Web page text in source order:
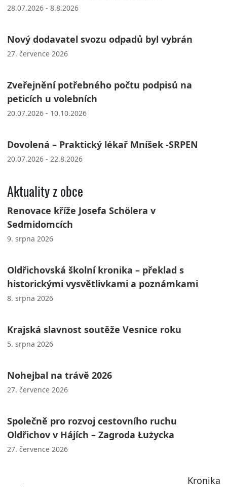
28.07.2026 - 8.8.2026
Nový dodavatel svozu odpadů byl vybrán
27. července 2026
Zveřejnění potřebného počtu podpisů na
peticích u volebních
20.07.2026 - 10.10.2026
Dovolená – Praktický lékař Mníšek -SRPEN
20.07.2026 - 22.8.2026
Aktuality z obce
Renovace kříže Josefa Schölera v
Sedmidomcích
9. srpna 2026
Oldřichovská školní kronika – překlad s
historickými vysvětlivkami a poznámkami
8. srpna 2026
Krajská slavnost soutěže Vesnice roku
5. srpna 2026
Nohejbal na trávě 2026
27. července 2026
Společně pro rozvoj cestovního ruchu
Oldřichov v Hájích – Zagroda Łużycka
27. července 2026
Kronika